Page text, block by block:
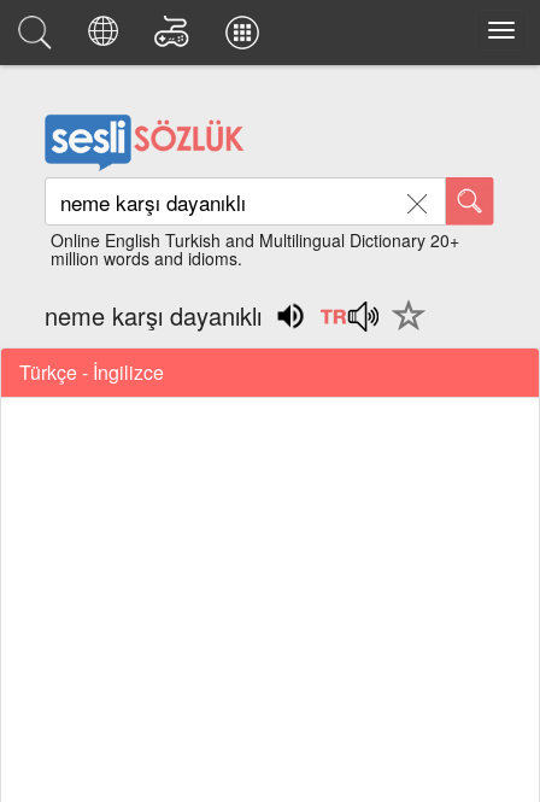
Online English Turkish and Multilingual Dictionary 20+
million words and idioms.
neme karşı dayanıklı
Türkçe - İngilizce